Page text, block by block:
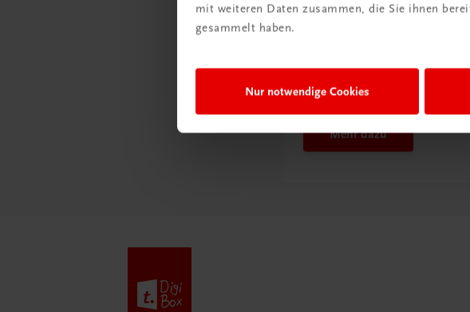
mit weiteren Daten zusammen, die Sie ihnen
gesammelt haben.
Nur notwendige Cookies
Ratgeber
Schulpraxis
Mehr dazu